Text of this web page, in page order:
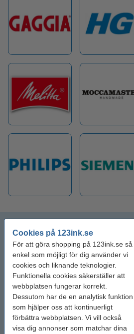
Cookies på 123ink.se
För att göra shopping på 123ink.se så
enkel som möjligt för dig använder vi
cookies och liknande teknologier.
Funktionella cookies säkerställer att
webbplatsen fungerar korrekt.
Dessutom har de en analytisk funktion
som hjälper oss att kontinuerligt
förbättra webbplatsen. Vi vill också
visa dig annonser som matchar dina
Bosch
DeLonghi
Gaggia
HG